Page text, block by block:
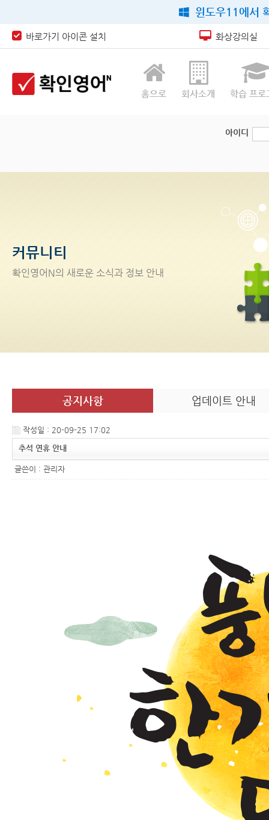
윈도우11에서
바로가기 아이콘 설치 화상강의실
홈으로 회사소개 학습 프로
아이디
커뮤니티
확인영어 N의 새로운 소식과 정보 안내
공지사항 업데이트 안내
작성일 : 20-09-25 17:02
추석 연휴 안내
글쓴이 : 관리자